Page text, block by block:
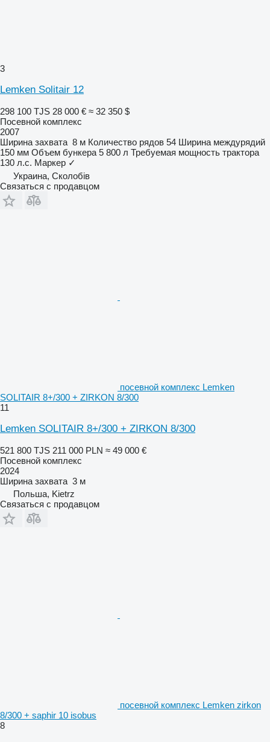
3
Lemken Solitair 12
298 100 TJS 28 000 € ≈ 32 350 $
Посевной комплекс
2007
Ширина захвата 8 м Количество рядов 54 Ширина междурядий
150 мм Объем бункера 5 800 л Требуемая мощность трактора
130 л.с. Маркер ✓
Украина, Сколобів
Связаться с продавцом
посевной комплекс Lemken
SOLITAIR 8+/300 + ZIRKON 8/300
11
Lemken SOLITAIR 8+/300 + ZIRKON 8/300
521 800 TJS 211 000 PLN ≈ 49 000 €
Посевной комплекс
2024
Ширина захвата 3 м
Польша, Kietrz
Связаться с продавцом
посевной комплекс Lemken zirkon
8/300 + saphir 10 isobus
8